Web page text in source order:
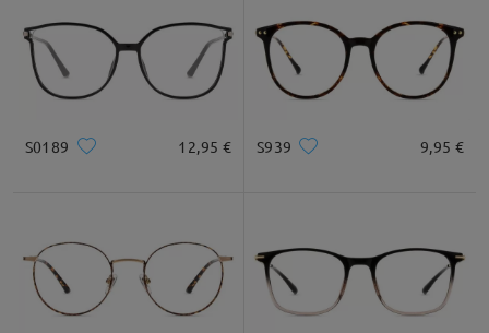
Recomendación de Rostro
* Solo Para Referencia
S0189 12,95 € S939 9,95 €